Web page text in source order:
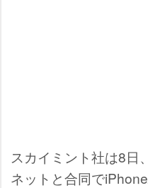
スカイミント社は8日
ネットと合同で